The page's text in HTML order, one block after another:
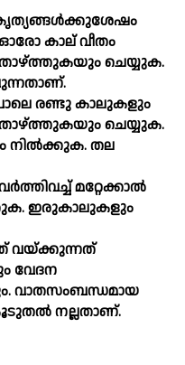
കൃത്യങ്ങള്‍ക്കുശേഷം
ഓരോ കാല്‌ വീതം
ചെയ്യുക.
രണ്ടു കാലുകളും
ചെയ്യുക.
നില്‍ക്കുക. തല
മറ്റേക്കാല്‍
ഇരുകാലുകളും
വയ്‌ക്കുന്നത്‌
വേദന
വാതസംബന്ധമായ
നല്ലതാണ്‌.